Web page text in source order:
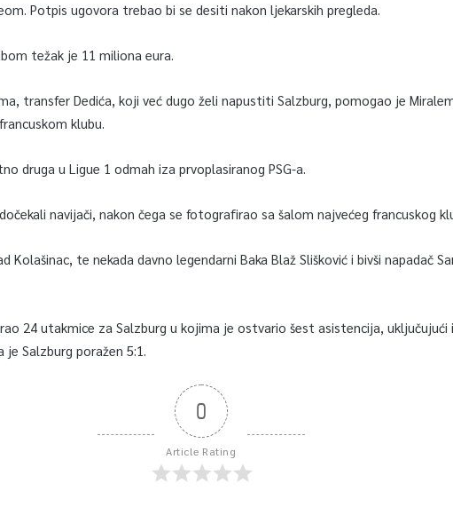
Potpis ugovora trebao bi se desiti nakon ljekarskih pregleda.
težak je 11 miliona eura.
transfer Dedića, koji već dugo želi napustiti Salzburg, pomogao je
klubu.
druga u Ligue 1 odmah iza prvoplasiranog PSG-a.
navijači, nakon čega se fotografirao sa šalom najvećeg francuskog
Kolašinac, te nekada davno legendarni Baka Blaž Slišković i bivši napadač
24 utakmice za Salzburg u kojima je ostvario šest asistencija, uključujući
je Salzburg poražen 5:1.
0
Article Rating